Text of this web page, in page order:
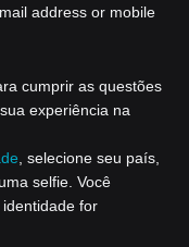
address or mobile
cumprir as questões
experiência na
, selecione seu país,
selfie. Você
for